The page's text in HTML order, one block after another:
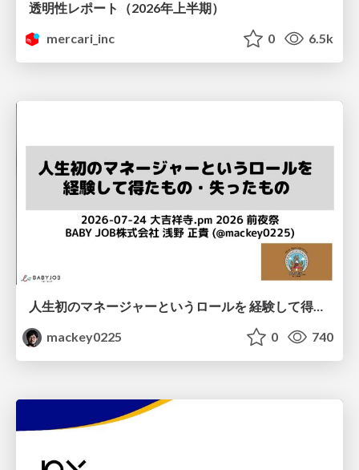
透明性レポート（2026年上半期）
mercari_inc
0 6.5k
人生初のマネージャーというロールを 経験して得たもの・失ったもの / Reflections on My First Manager Role
mackey0225
0 740